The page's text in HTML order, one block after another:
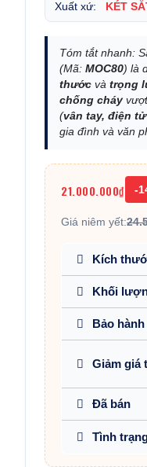
Xuất xứ: KÉT
Tóm tắt nhanh:
(Mã:MOC80) là
thước vàtrọng
chống cháy
(vân tay, điện
gia đình và văn
21.000.000₫ -
Giá niêm yết:
Kích
Khối
Bảo hành
Giảm giá
Đã bán
Tình